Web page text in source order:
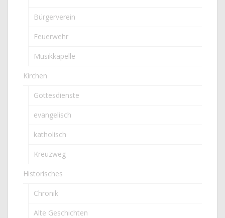
Bürgerverein
Feuerwehr
Musikkapelle
Kirchen
Gottesdienste
evangelisch
katholisch
Kreuzweg
Historisches
Chronik
Alte Geschichten